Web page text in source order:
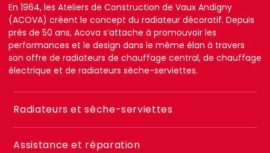
En 1964, les Ateliers de Construction de Vaux Andigny
(ACOVA) créent le concept du radiateur décoratif. Depuis
près de 50 ans, Acova s’attache à promouvoir les
performances et le design dans le même élan à travers
son offre de radiateurs de chauffage central, de chauffage
électrique et de radiateurs sèche-serviettes.
Menu
footer
2
Radiateurs et sèche-serviettes
Assistance et réparation